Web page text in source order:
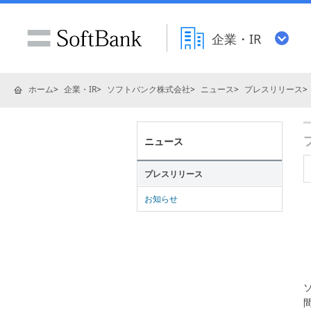
企業・IR
ホーム 企業・IR ソフトバンク株式会社 ニュース プレスリリース
ニュース
プレスリリース
お知らせ